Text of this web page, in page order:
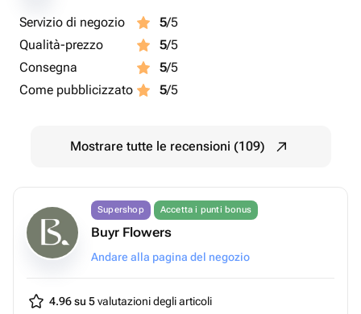
Servizio di negozio 5/5
Qualità-prezzo
5/5
Consegna
5/5
Come pubblicizzato
5/5
Mostrare tutte le recensioni (109)
Supershop Accetta i punti bonus
Buyr Flowers
Andare alla pagina del negozio
4.96 su 5valutazioni degli articoli